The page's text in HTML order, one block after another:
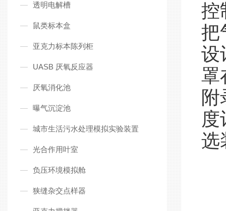
透明电解槽
鼠类标本盒
亚克力标本陈列柜
UASB 厌氧反应器
厌氧消化池
曝气沉淀池
城市生活污水处理模拟实验装置
光合作用叶室
负压环境模拟舱
狭缝杂交点样器
控
把
设
罩
度
选